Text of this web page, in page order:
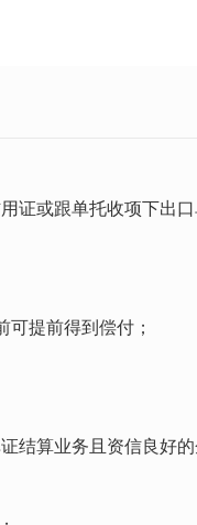
或跟单托收项下出口
提前得到偿付；
算业务且资信良好的